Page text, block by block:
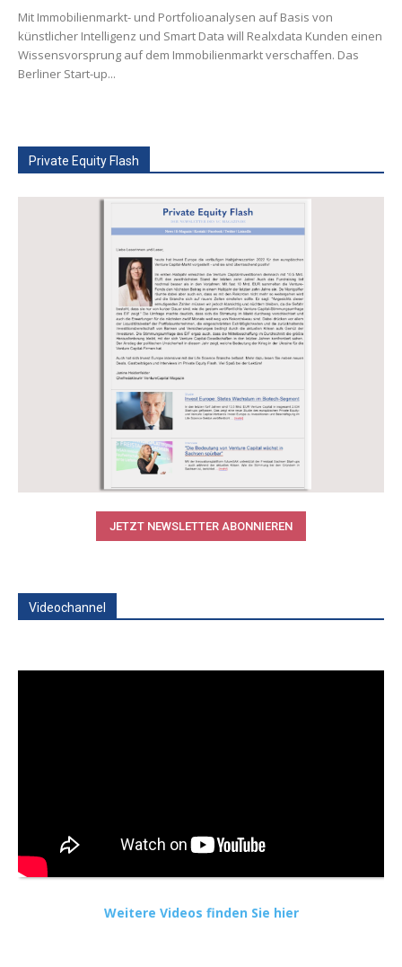
Mit Immobilienmarkt- und Portfolioanalysen auf Basis von
künstlicher Intelligenz und Smart Data will Realxdata Kunden einen
Wissensvorsprung auf dem Immobilienmarkt verschaffen. Das
Berliner Start-up...
Private Equity Flash
JETZT NEWSLETTER ABONNIEREN
Videochannel
Weitere Videos finden Sie hier